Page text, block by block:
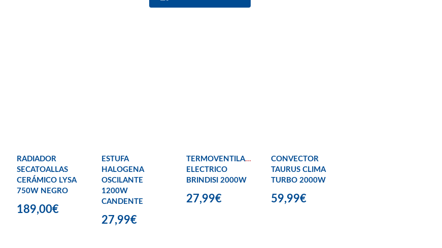
RADIADOR
SECATOALLAS
CERÁMICO LYSA
750W NEGRO
189,00€
ESTUFA
HALOGENA
OSCILANTE
1200W
CANDENTE
27,99€
TERMOVENTILADOR
ELECTRICO
BRINDISI 2000W
27,99€
CONVECTOR
TAURUS CLIMA
TURBO 2000W
59,99€